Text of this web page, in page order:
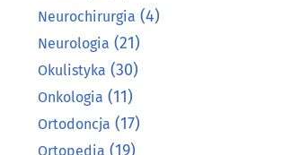
Neurochirurgia (4)
Neurologia (21)
Okulistyka (30)
Onkologia (11)
Ortodoncja (17)
Ortopedia (19)